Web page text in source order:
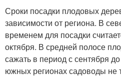
Сроки посадки плодовых
зависимости от региона. В
временем для посадки
октября. В средней полосе
сажать в период с сентября
южных регионах садоводы не